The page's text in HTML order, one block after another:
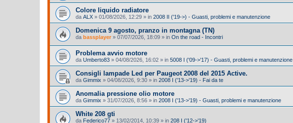
Colore liquido radiatore
da ALX » 01/08/2026, 12:29 » in 2008 II ('19->) - Guasti, problemi e manutenzione
Domenica 9 agosto, pranzo in montagna (TN)
da bassplayer » 07/07/2026, 18:09 » in On the road - Incontri
Problema avvio motore
da Umberto83 » 04/08/2026, 16:02 » in 5008 I ('09->'17) - Guasti, problemi e manutenzione
Consigli lampade Led per Paugeot 2008 del 2015 Active.
da Gimmix » 04/08/2026, 9:30 » in 2008 I ('13->'19) - Fai da te
Anomalia pressione olio motore
da Gimmix » 31/07/2026, 8:56 » in 2008 I ('13->'19) - Guasti, problemi e manutenzione
White 208 gti
da Federico77 » 13/02/2014, 10:39 » in 208 I ('12->'19)